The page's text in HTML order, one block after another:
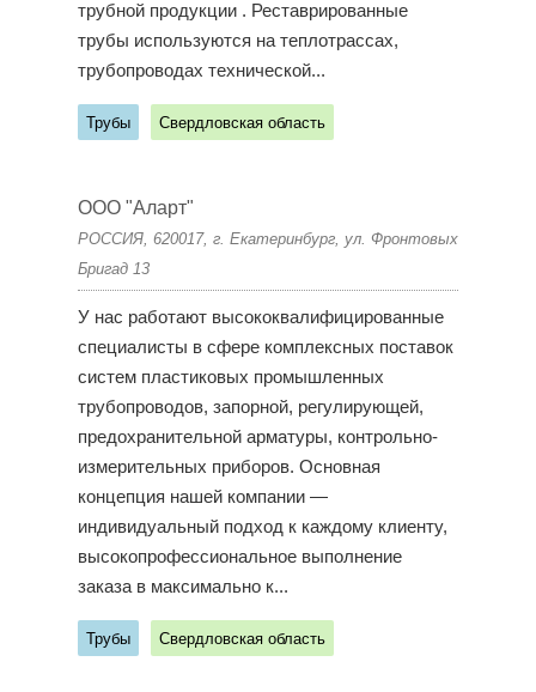
трубной продукции . Реставрированные
трубы используются на теплотрассах,
трубопроводах технической...
Трубы Свердловская область
ООО "Аларт"
РОССИЯ, 620017, г. Екатеринбург, ул. Фронтовых
Бригад 13
У нас работают высококвалифицированные
специалисты в сфере комплексных поставок
систем пластиковых промышленных
трубопроводов, запорной, регулирующей,
предохранительной арматуры, контрольно-
измерительных приборов. Основная
концепция нашей компании —
индивидуальный подход к каждому клиенту,
высокопрофессиональное выполнение
заказа в максимально к...
Трубы Свердловская область